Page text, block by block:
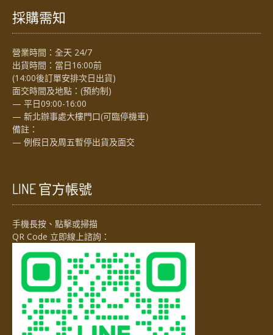
採購需知
營業時間：全天 24/7
出貨時間：當日16:00前
(14:00後訂單安排次日出貨)
面交時間及地點：(預約制)
— 平日09:00-16:00
— 新北辦事處大樓門口(可臨停機車)
備註：
— 例假日及周五暫停出貨及面交
LINE 官方帳號
手機長按、點擊或掃描
QR Code 立即線上諮詢：